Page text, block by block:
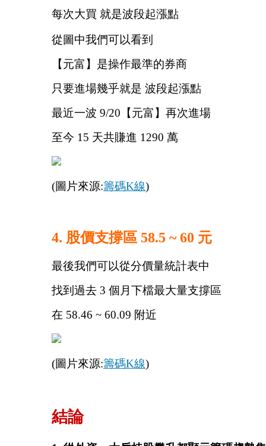
每次大買 就是波段起漲點
從圖中我們可以看到
【元富】是操作最準的券商
只要進場幾乎就是 波段起漲點
最近一波 9/20【元富】再次進場
至今 15 天共賺進 1290 萬
(圖片來源:籌碼K線)
4. 股價支撐區 58.5 ~ 60 元
最後我們可以從分價量統計表中
找到過去 3 個月下檔最大量支撐區
在 58.46 ~ 60.09 附近
(圖片來源:籌碼K線)
結論